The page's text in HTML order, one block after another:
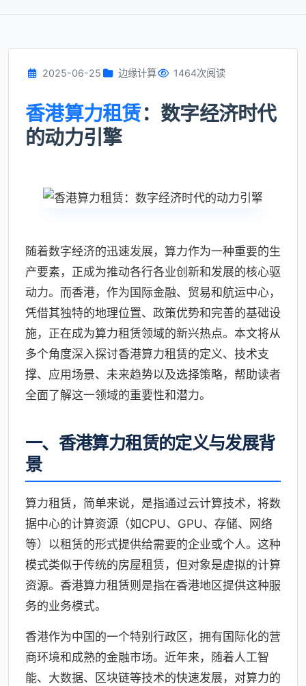
2025-06-25 边缘计算 1464次阅读
香港算力租赁：数字经济时代
的动力引擎
随着数字经济的迅速发展，算力作为一种重要的生
产要素，正成为推动各行各业创新和发展的核心驱
动力。而香港，作为国际金融、贸易和航运中心，
凭借其独特的地理位置、政策优势和完善的基础设
施，正在成为算力租赁领域的新兴热点。本文将从
多个角度深入探讨香港算力租赁的定义、技术支
撑、应用场景、未来趋势以及选择策略，帮助读者
全面了解这一领域的重要性和潜力。
一、香港算力租赁的定义与发展背
景
算力租赁，简单来说，是指通过云计算技术，将数
据中心的计算资源（如CPU、GPU、存储、网络
等）以租赁的形式提供给需要的企业或个人。这种
模式类似于传统的房屋租赁，但对象是虚拟的计算
资源。香港算力租赁则是指在香港地区提供这种服
务的业务模式。
香港作为中国的一个特别行政区，拥有国际化的营
商环境和成熟的金融市场。近年来，随着人工智
能、大数据、区块链等技术的快速发展，对算力的